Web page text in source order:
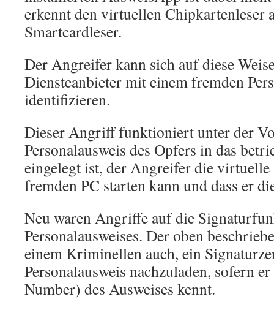
erkennt den virtuellen Chipkartenleser
Smartcardleser.
Der Angreifer kann sich auf diese
Diensteanbieter mit einem fremden
identifizieren.
Dieser Angriff funktioniert unter der
Personalausweis des Opfers in das
eingelegt ist, der Angreifer die virtuelle
fremden PC starten kann und dass er
Neu waren Angriffe auf die
Personalausweises. Der oben
einem Kriminellen auch, ein
Personalausweis nachzuladen, sofern
Number) des Ausweises kennt.